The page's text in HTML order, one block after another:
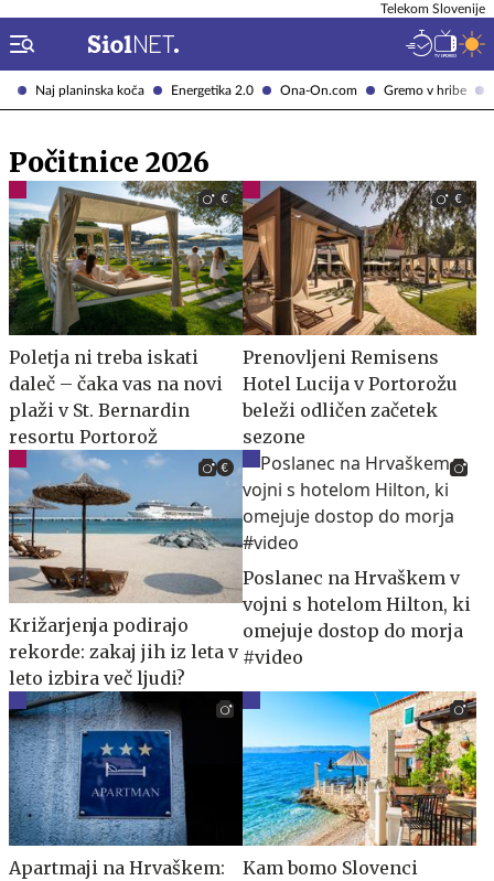
Naj planinska koča Energetika 2.0 Ona-On.com Gremo v hribe
Telekom Slovenije
Počitnice 2026
Poletja ni treba iskati
daleč – čaka vas na novi
plaži v St. Bernardin
resortu Portorož
Prenovljeni Remisens
Hotel Lucija v Portorožu
beleži odličen začetek
sezone
Križarjenja podirajo
rekorde: zakaj jih iz leta v
leto izbira več ljudi?
Poslanec na Hrvaškem v
vojni s hotelom Hilton, ki
omejuje dostop do morja
#video
Apartmaji na Hrvaškem:
Kam bomo Slovenci